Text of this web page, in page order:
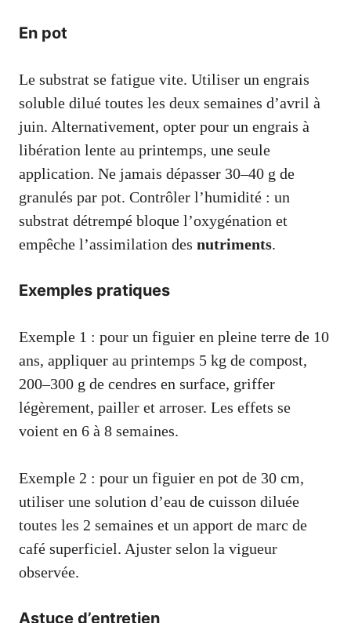
En pot
Le substrat se fatigue vite. Utiliser un engrais
soluble dilué toutes les deux semaines d’avril à
juin. Alternativement, opter pour un engrais à
libération lente au printemps, une seule
application. Ne jamais dépasser 30–40 g de
granulés par pot. Contrôler l’humidité : un
substrat détrempé bloque l’oxygénation et
empêche l’assimilation des nutriments.
Exemples pratiques
Exemple 1 : pour un figuier en pleine terre de 10
ans, appliquer au printemps 5 kg de compost,
200–300 g de cendres en surface, griffer
légèrement, pailler et arroser. Les effets se
voient en 6 à 8 semaines.
Exemple 2 : pour un figuier en pot de 30 cm,
utiliser une solution d’eau de cuisson diluée
toutes les 2 semaines et un apport de marc de
café superficiel. Ajuster selon la vigueur
observée.
Astuce d’entretien